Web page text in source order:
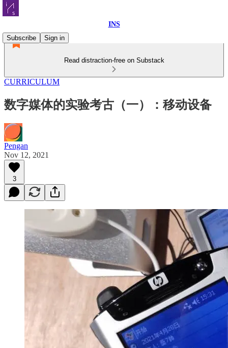
INS
Subscribe
Sign in
Read distraction-free on Substack
CURRICULUM
数字媒体的实验考古（一）：移动设备
Pengan
Nov 12, 2021
3